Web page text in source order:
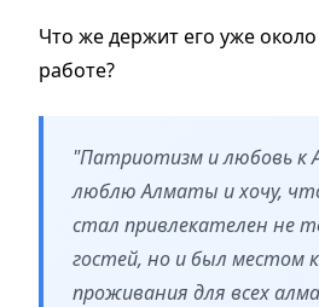
Что же держит его уже
работе?
"Патриотизм и любовь
люблю Алматы и хочу,
стал привлекателен не
гостей, но и был местом
проживания для всех